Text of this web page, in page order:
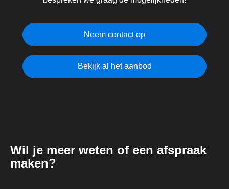
Neem contact op
Bekijk al het aanbod
Wil je meer weten of een afspraak
maken?